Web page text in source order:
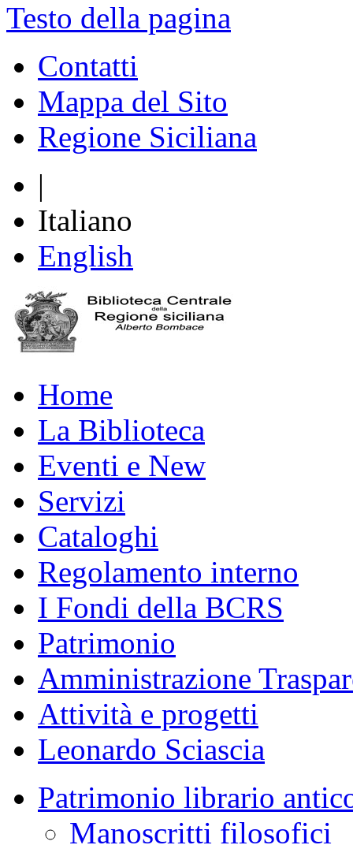
Testo della pagina
Contatti
Mappa del Sito
Regione Siciliana
|
Italiano
English
Home
La Biblioteca
Eventi e New
Servizi
Cataloghi
Regolamento interno
I Fondi della BCRS
Patrimonio
Amministrazione
Attività e progetti
Leonardo Sciascia
Patrimonio librario
Manoscritti filosofici